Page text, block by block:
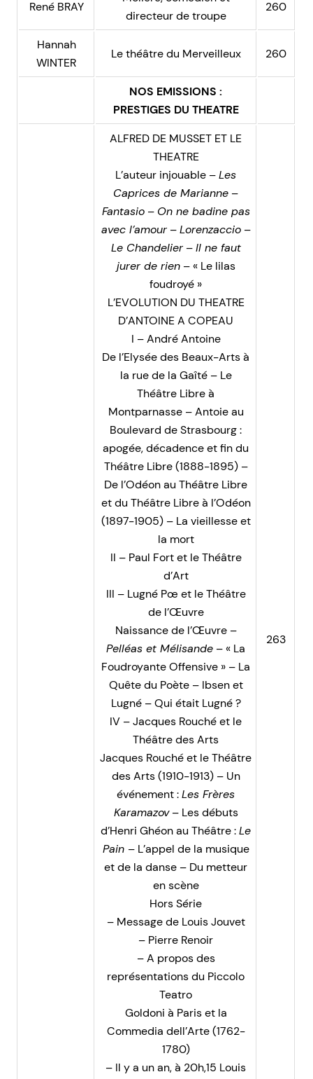
René BRAY
directeur de troupe
260
Hannah
WINTER
Le théâtre du Merveilleux 260
NOS EMISSIONS :
PRESTIGES DU THEATRE
ALFRED DE MUSSET ET LE
THEATRE
L’auteur injouable –Les
Caprices de Marianne –
Fantasio– On ne badine pas
avec l’amour–Lorenzaccio–
Le Chandelier–Il ne faut
jurer de rien– « Le lilas
foudroyé »
L’EVOLUTION DU THEATRE
D’ANTOINE A COPEAU
I – André Antoine
De l’Elysée des Beaux-Arts à
la rue de la Gaîté – Le
Théâtre Libre à
Montparnasse – Antoie au
Boulevard de Strasbourg :
apogée, décadence et fin du
Théâtre Libre (1888-1895) –
De l’Odéon au Théâtre Libre
et du Théâtre Libre à l’Odéon
(1897-1905) – La vieillesse et
la mort
II – Paul Fort et le Théâtre
d’Art
III – Lugné Pœ et le Théâtre
de l’Œuvre
Naissance de l’Œuvre –
Pelléas et Mélisande – « La
Foudroyante Offensive » – La
Quête du Poète – Ibsen et
Lugné – Qui était Lugné ?
IV – Jacques Rouché et le
Théâtre des Arts
Jacques Rouché et le Théâtre
des Arts (1910-1913) – Un
événement :Les Frères
Karamazov– Les débuts
d’Henri Ghéon au Théâtre :Le
Pain – L’appel de la musique
et de la danse – Du metteur
en scène
Hors Série
– Message de Louis Jouvet
– Pierre Renoir
– A propos des
représentations du Piccolo
Teatro
Goldoni à Paris et la
Commedia dell’Arte (1762-
1780)
– Il y a un an, à 20h,15 Louis
263